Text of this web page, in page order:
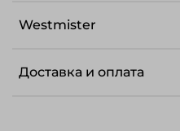
Westmister
Доставка и оплата